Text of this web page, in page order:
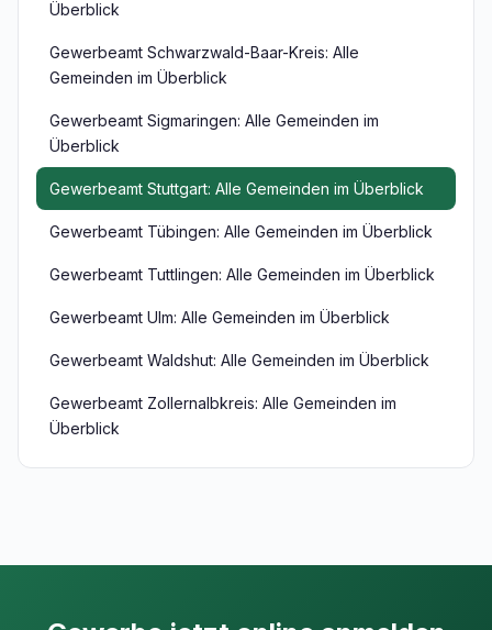
Überblick
Gewerbeamt Schwarzwald-Baar-Kreis: Alle
Gemeinden im Überblick
Gewerbeamt Sigmaringen: Alle Gemeinden im
Überblick
Gewerbeamt Stuttgart: Alle Gemeinden im Überblick
Gewerbeamt Tübingen: Alle Gemeinden im Überblick
Gewerbeamt Tuttlingen: Alle Gemeinden im Überblick
Gewerbeamt Ulm: Alle Gemeinden im Überblick
Gewerbeamt Waldshut: Alle Gemeinden im Überblick
Gewerbeamt Zollernalbkreis: Alle Gemeinden im
Überblick